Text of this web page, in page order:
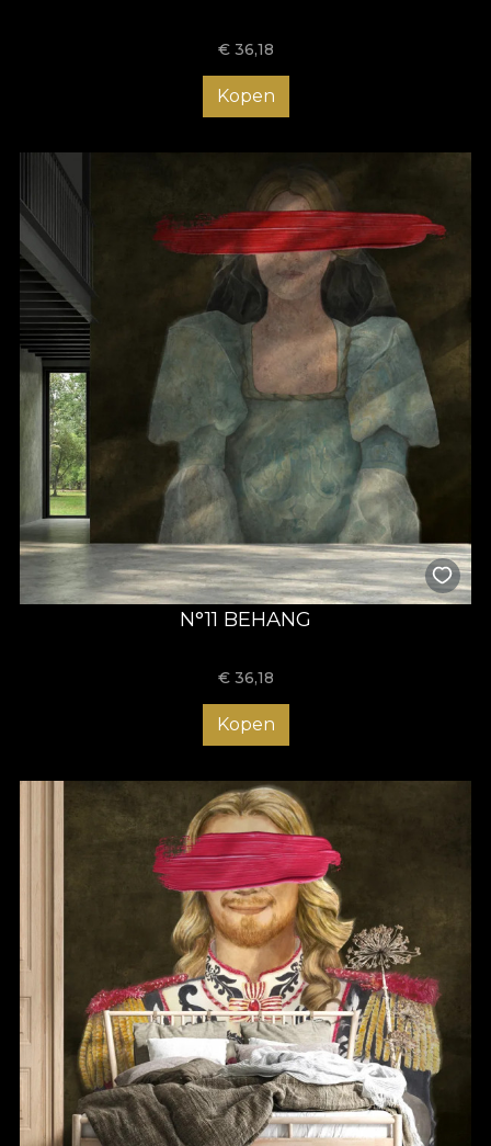
unică. Alege tapetele moderne pentru living VLAdiLA și bucură-
te de un ambient cu adevărat special! Te așteptăm cu modele
unice, create să inspire! Descoperă acum colecția noastră de
tapete și transformă-ți sufrageria într-un loc memorabil, care să
€ 36,18
Kopen
N°11 BEHANG
€ 36,18
Kopen